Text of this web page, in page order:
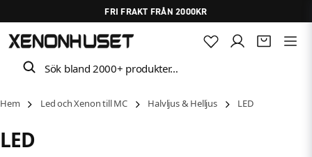
FRI FRAKT FRÅN 2000KR
Sök bland 2000+ produkter…
Hem Led och Xenon till MC Halvljus & Helljus LED
LED